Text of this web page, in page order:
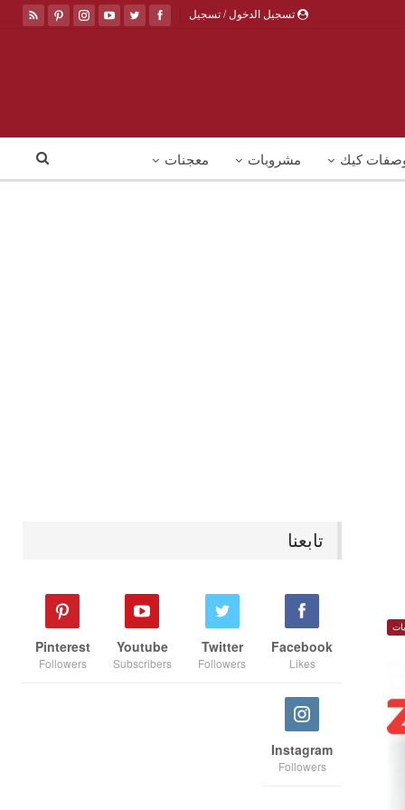
تسجيل الدخول / تسجيل
كيك مشروبات معجنات
تابعنا
Facebook
Likes
Twitter
Followers
Youtube
Subscribers
Pinterest
Followers
Instagram
Followers